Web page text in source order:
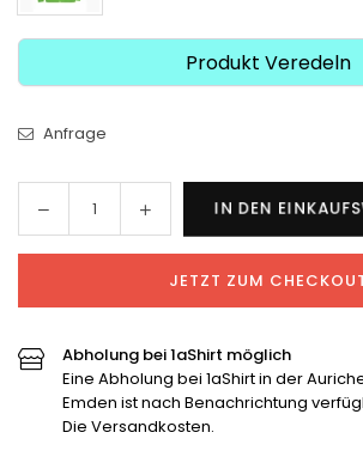
Produkt Veredeln
Anfrage
Menge
für
Kinnerhuck-
verringern
Menge
für
Kinnerhuck-
Sweatjacke
erhöhen
IN DEN
JETZT ZUM
Abholung bei 1aShirt möglich
Eine Abholung bei 1aShirt in der
Emden ist nach Benachrichtung
Die Versandkosten.